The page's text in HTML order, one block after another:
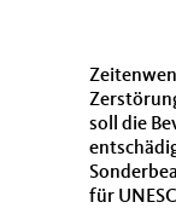
soll die
für